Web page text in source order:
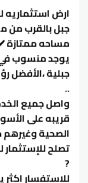
ارض استثماريه
جبل بالقرب
مساحه ممتازة
يوجد منسوب في
جبلية ،الأفضل
..
واصل جميع
قريبه على
الصحية
تصلح للإستثمار
?
للإستفسار